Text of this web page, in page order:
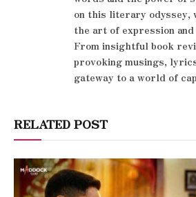
on this literary odyssey,
the art of expression
From insightful book
provoking musings,
gateway to a world of
RELATED POST